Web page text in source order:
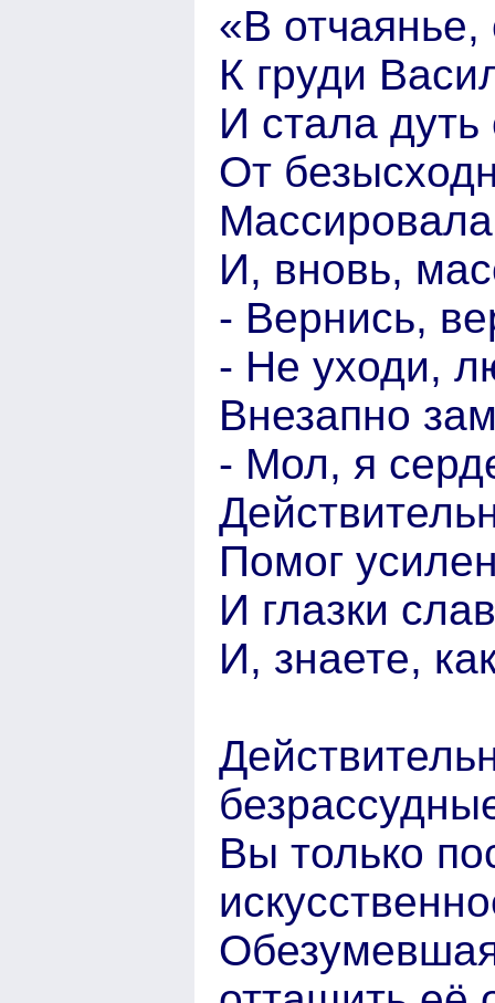
«В
К груди
И стала
От
И, вновь,
- Вернись,
- Не уходи,
Внезапно
- Мол, я
Помог
И глазки
И, знаете,
Вы только